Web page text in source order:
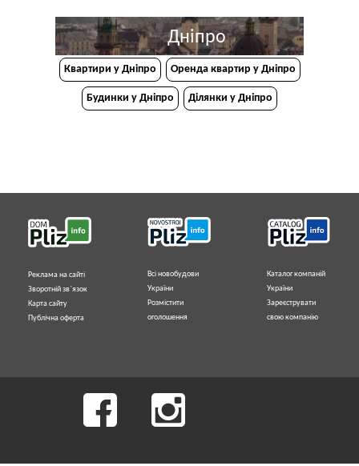
Дніпро
Квартири у Дніпрo Оренда квартир у Дніпро
Будинки у Дніпро Ділянки у Дніпро
Реклама на сайті
Зворотній зв`язок
Карта сайту
Публічна оферта
Всі новобудови
України
Розмістити
оголошення
Каталог компаній
України
Зареєструвати
свою компанію